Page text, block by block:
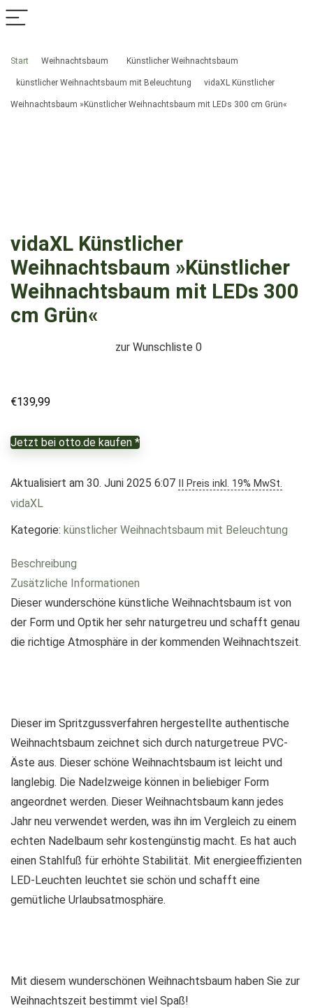
Start Weihnachtsbaum Künstlicher Weihnachtsbaum
künstlicher Weihnachtsbaum mit Beleuchtung vidaXL Künstlicher
Weihnachtsbaum »Künstlicher Weihnachtsbaum mit LEDs 300 cm Grün«
vidaXL Künstlicher
Weihnachtsbaum »Künstlicher
Weihnachtsbaum mit LEDs 300
cm Grün«
zur Wunschliste 0
€139,99
Jetzt bei otto.de kaufen *
Aktualisiert am 30. Juni 2025 6:07 II Preis inkl. 19% MwSt.
vidaXL
Kategorie: künstlicher Weihnachtsbaum mit Beleuchtung
Beschreibung
Zusätzliche Informationen
Dieser wunderschöne künstliche Weihnachtsbaum ist von
der Form und Optik her sehr naturgetreu und schafft genau
die richtige Atmosphäre in der kommenden Weihnachtszeit.
Dieser im Spritzgussverfahren hergestellte authentische
Weihnachtsbaum zeichnet sich durch naturgetreue PVC-
Äste aus. Dieser schöne Weihnachtsbaum ist leicht und
langlebig. Die Nadelzweige können in beliebiger Form
angeordnet werden. Dieser Weihnachtsbaum kann jedes
Jahr neu verwendet werden, was ihn im Vergleich zu einem
echten Nadelbaum sehr kostengünstig macht. Es hat auch
einen Stahlfuß für erhöhte Stabilität. Mit energieeffizienten
LED-Leuchten leuchtet sie schön und schafft eine
gemütliche Urlaubsatmosphäre.
Mit diesem wunderschönen Weihnachtsbaum haben Sie zur
Weihnachtszeit bestimmt viel Spaß!